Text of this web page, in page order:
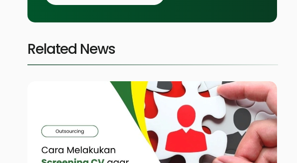
Related News